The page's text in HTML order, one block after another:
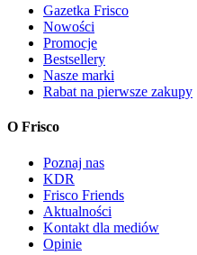
Gazetka Frisco
Nowości
Promocje
Bestsellery
Nasze marki
Rabat na pierwsze zakupy
O Frisco
Poznaj nas
KDR
Frisco Friends
Aktualności
Kontakt dla mediów
Opinie